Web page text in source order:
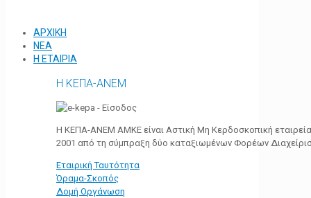
ΑΡΧΙΚΗ
ΝΕΑ
Η ΕΤΑΙΡΙΑ
Η ΚΕΠΑ-ΑΝΕΜ
Η ΚΕΠΑ-ΑΝΕΜ ΑΜΚΕ είναι Αστική Μη Κερδοσκοπική
2001 από τη σύμπραξη δύο καταξιωμένων Φορέων
Εταιρική Ταυτότητα
Όραμα-Σκοπός
Δομή Οργάνωση